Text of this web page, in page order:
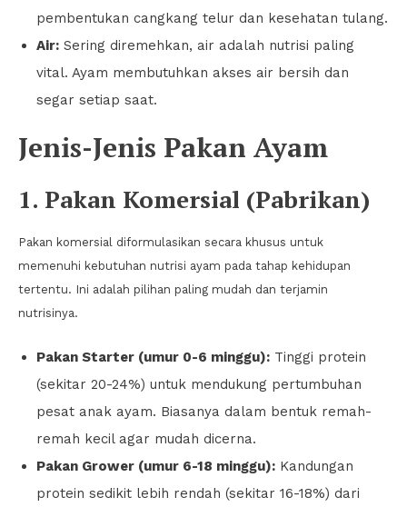
pembentukan cangkang telur dan kesehatan tulang.
Air: Sering diremehkan, air adalah nutrisi paling
vital. Ayam membutuhkan akses air bersih dan
segar setiap saat.
Jenis-Jenis Pakan Ayam
1. Pakan Komersial (Pabrikan)
Pakan komersial diformulasikan secara khusus untuk
memenuhi kebutuhan nutrisi ayam pada tahap kehidupan
tertentu. Ini adalah pilihan paling mudah dan terjamin
nutrisinya.
Pakan Starter (umur 0-6 minggu): Tinggi protein
(sekitar 20-24%) untuk mendukung pertumbuhan
pesat anak ayam. Biasanya dalam bentuk remah-
remah kecil agar mudah dicerna.
Pakan Grower (umur 6-18 minggu): Kandungan
protein sedikit lebih rendah (sekitar 16-18%) dari